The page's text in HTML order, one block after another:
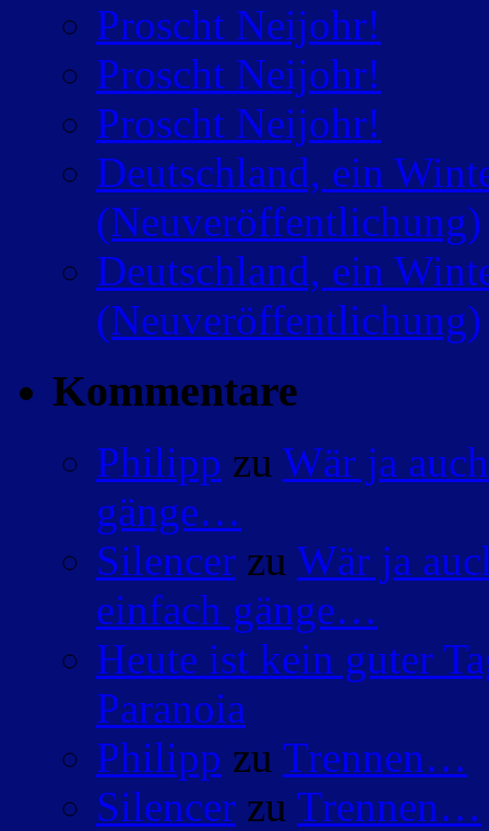
Proscht Neijohr!
Proscht Neijohr!
Proscht Neijohr!
Deutschland, ein
(Neuveröffentlichung)
Deutschland, ein
(Neuveröffentlichung)
Kommentare
Philipp zu Wär ja
gänge…
Silencer zu Wär ja
einfach gänge…
Heute ist kein guter
Paranoia
Philipp zu Trennen…
Silencer zu Trennen…